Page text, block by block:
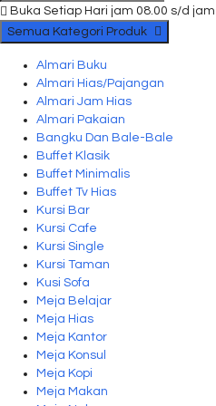
Buka Setiap Hari jam 08.00 s/d
Semua Kategori Produk
Almari Buku
Almari Hias/Pajangan
Almari Jam Hias
Almari Pakaian
Bangku Dan Bale-Bale
Buffet Klasik
Buffet Minimalis
Buffet Tv Hias
Kursi Bar
Kursi Cafe
Kursi Single
Kursi Taman
Kusi Sofa
Meja Belajar
Meja Hias
Meja Kantor
Meja Konsul
Meja Kopi
Meja Makan